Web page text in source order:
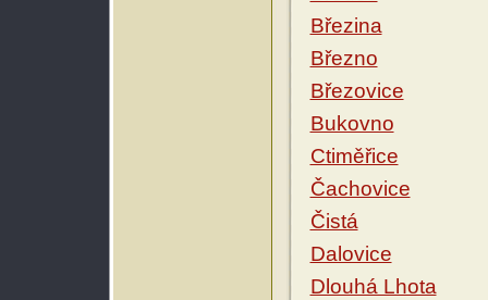
Březina
Březno
Březovice
Bukovno
Ctiměřice
Čachovice
Čistá
Dalovice
Dlouhá Lhota